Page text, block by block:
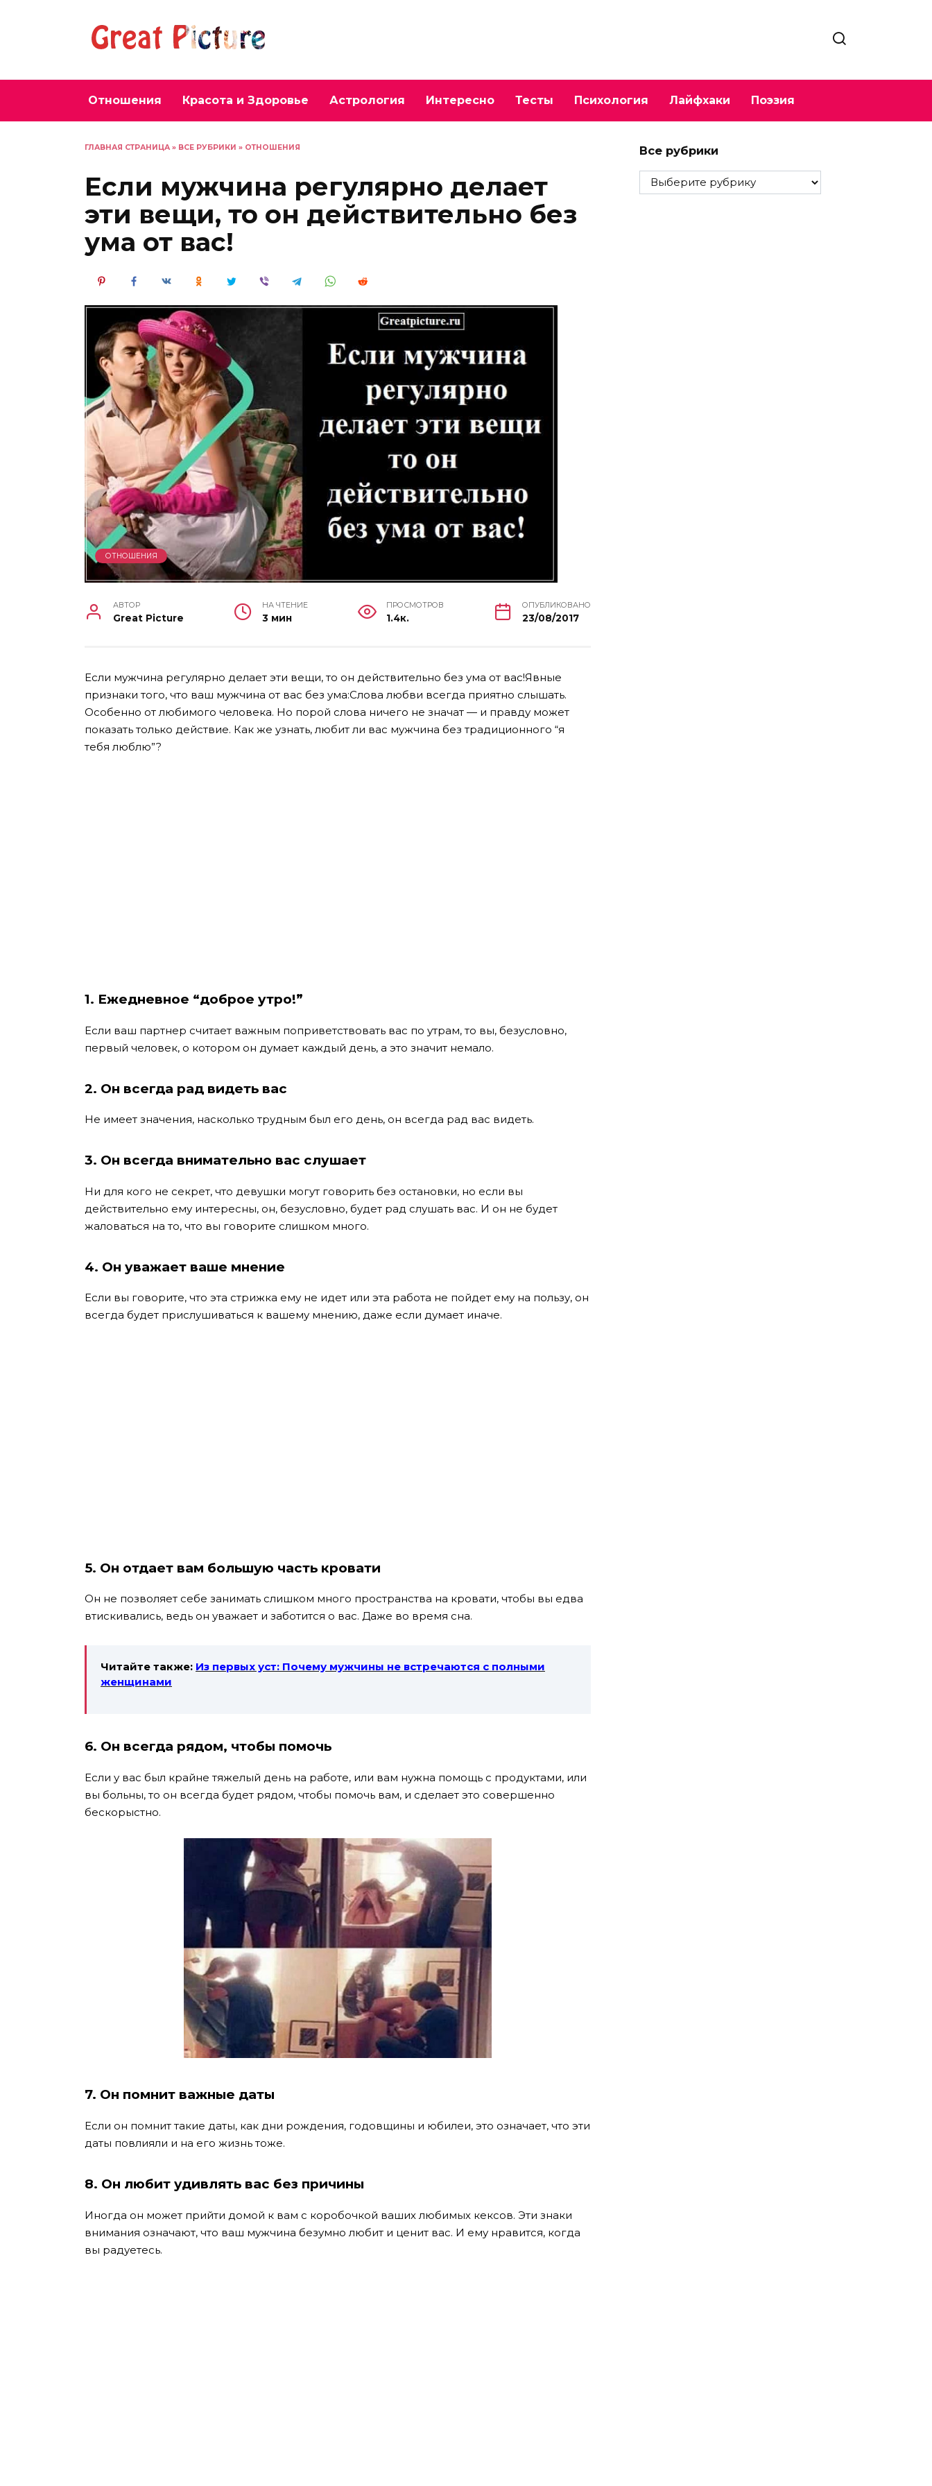
Отношения Красота и Здоровье Астрология Интересно Тесты Психология Лайфхаки Поэзия
ГЛАВНАЯ СТРАНИЦА » ВСЕ РУБРИКИ » ОТНОШЕНИЯ
Если мужчина регулярно делает
эти вещи, то он действительно без
ума от вас!
ОТНОШЕНИЯ
АВТОР
Great Picture
НА ЧТЕНИЕ
3 мин
ПРОСМОТРОВ
1.4к.
ОПУБЛИКОВАНО
23/08/2017
Если мужчина регулярно делает эти вещи, то он действительно без ума от вас!Явные
признаки того, что ваш мужчина от вас без ума:Слова любви всегда приятно слышать.
Особенно от любимого человека. Но порой слова ничего не значат — и правду может
показать только действие. Как же узнать, любит ли вас мужчина без традиционного “я
тебя люблю”?
1. Ежедневное “доброе утро!”
Если ваш партнер считает важным поприветствовать вас по утрам, то вы, безусловно,
первый человек, о котором он думает каждый день, а это значит немало.
2. Он всегда рад видеть вас
Не имеет значения, насколько трудным был его день, он всегда рад вас видеть.
3. Он всегда внимательно вас слушает
Ни для кого не секрет, что девушки могут говорить без остановки, но если вы
действительно ему интересны, он, безусловно, будет рад слушать вас. И он не будет
жаловаться на то, что вы говорите слишком много.
4. Он уважает ваше мнение
Если вы говорите, что эта стрижка ему не идет или эта работа не пойдет ему на пользу, он
всегда будет прислушиваться к вашему мнению, даже если думает иначе.
5. Он отдает вам большую часть кровати
Он не позволяет себе занимать слишком много пространства на кровати, чтобы вы едва
втискивались, ведь он уважает и заботится о вас. Даже во время сна.
Читайте также: Из первых уст: Почему мужчины не встречаются с полными
женщинами
6. Он всегда рядом, чтобы помочь
Если у вас был крайне тяжелый день на работе, или вам нужна помощь с продуктами, или
вы больны, то он всегда будет рядом, чтобы помочь вам, и сделает это совершенно
бескорыстно.
7. Он помнит важные даты
Если он помнит такие даты, как дни рождения, годовщины и юбилеи, это означает, что эти
даты повлияли и на его жизнь тоже.
8. Он любит удивлять вас без причины
Иногда он может прийти домой к вам с коробочкой ваших любимых кексов. Эти знаки
внимания означают, что ваш мужчина безумно любит и ценит вас. И ему нравится, когда
вы радуетесь.
Все рубрики
Все
рубрики